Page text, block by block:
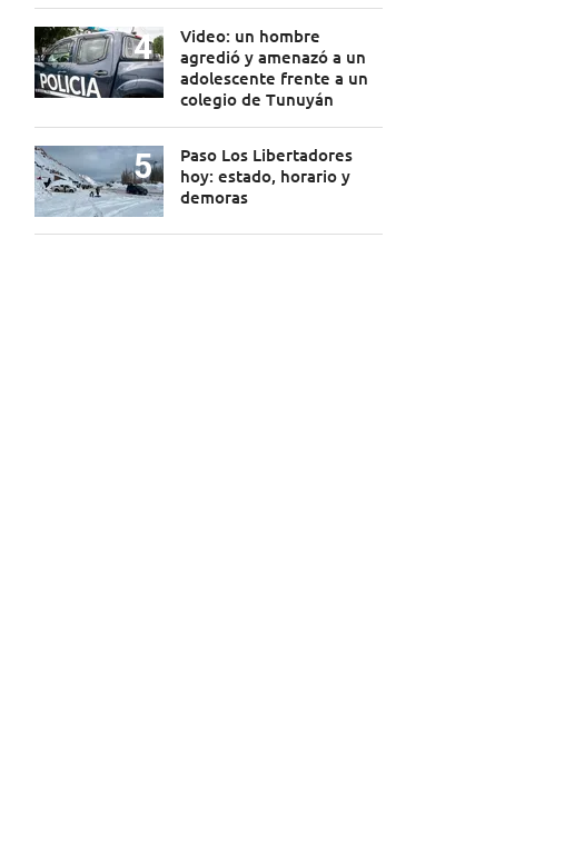
Video: un hombre
agredió y amenazó a un
adolescente frente a un
colegio de Tunuyán
Paso Los Libertadores
hoy: estado, horario y
demoras